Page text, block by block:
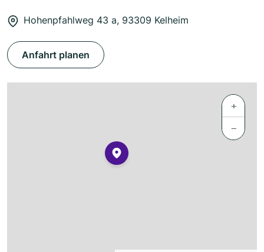
Hohenpfahlweg 43 a, 93309 Kelheim
Anfahrt planen
+
−